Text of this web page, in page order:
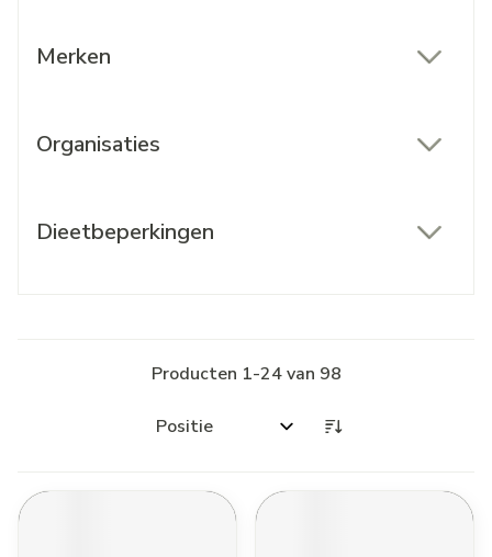
Merken
Organisaties
Dieetbeperkingen
Producten 1-24van 98
Sorteer op: